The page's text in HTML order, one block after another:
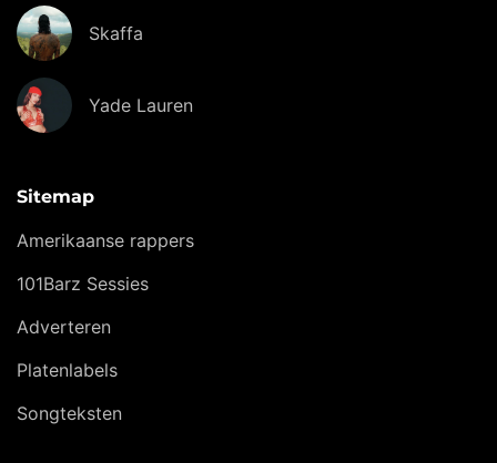
Skaffa
Yade Lauren
Sitemap
Amerikaanse rappers
101Barz Sessies
Adverteren
Platenlabels
Songteksten